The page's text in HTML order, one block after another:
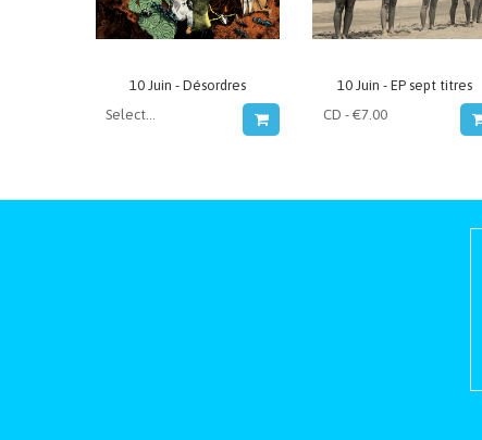
10 Juin - Désordres 10 Juin - EP sept titres